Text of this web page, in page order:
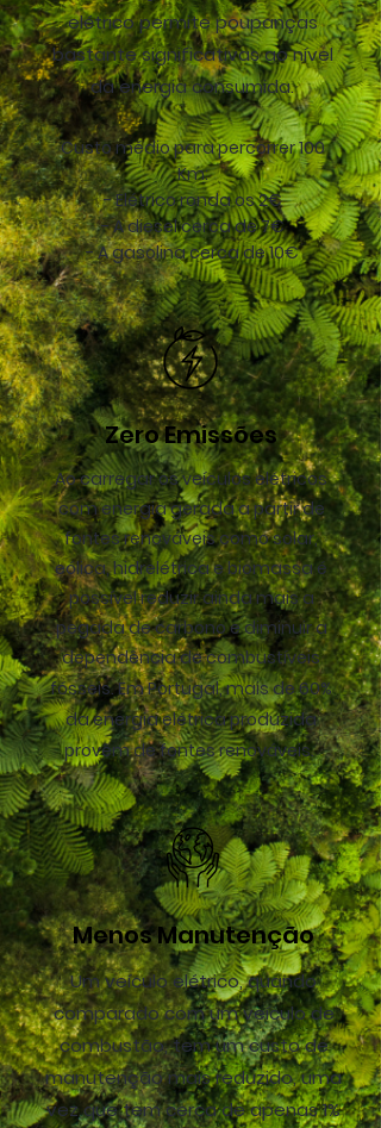
elétrico permite poupanças
bastante significativas ao nível
da energia consumida.
Custo médio para percorrer 100
Km:
- Elétrico ronda os 2€
- A diesel cerca de 7€
- A gasolina cerca de 10€
Zero Emissões
Ao carregar os veículos elétricos
com energia gerada a partir de
fontes renováveis como solar,
eólica, hidrelétrica e biomassa é
possível reduzir ainda mais a
pegada de carbono e diminuir a
dependência de combustíveis
fósseis. Em Portugal, mais de 60%
da energia elétrica produzida
provêm de fontes renováveis.
Menos Manutenção
Um veículo elétrico, quando
comparado com um veículo de
combustão, tem um custo de
manutenção mais reduzido, uma
vez que tem cerca de apenas 1%